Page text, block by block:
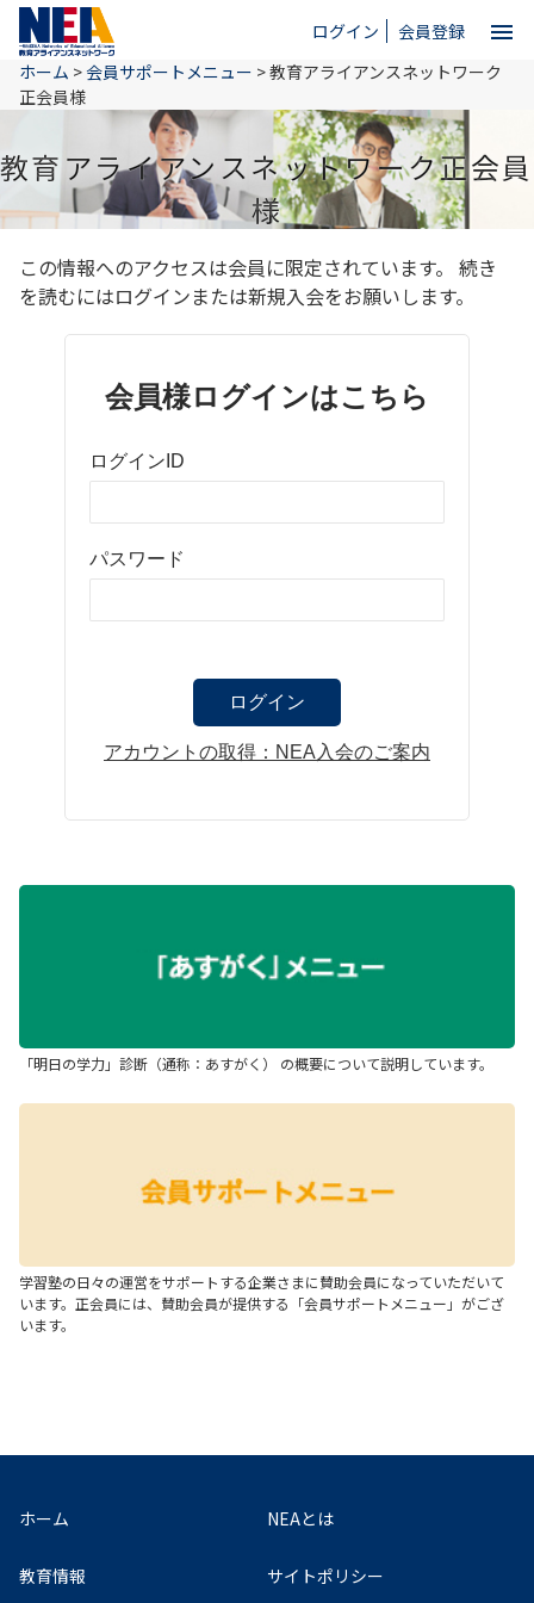
ログイン 会員登録 menu
ホーム
NEAとは
教育情報
ホーム >会員サポートメニュー >教育アライアンスネットワーク
正会員様
教育アライアンスネットワーク正会員
様
この情報へのアクセスは会員に限定されています。 続き
を読むにはログインまたは新規入会をお願いします。
会員様ログインはこちら
ログインID
パスワード
アカウントの取得：NEA入会のご案内
「明日の学力」診断（通称：あすがく） の概要について説明しています。
学習塾の日々の運営をサポートする企業さまに賛助会員になっていただいて
います。正会員には、賛助会員が提供する「会員サポートメニュー」がござ
います。
ホーム NEAとは
教育情報 サイトポリシー